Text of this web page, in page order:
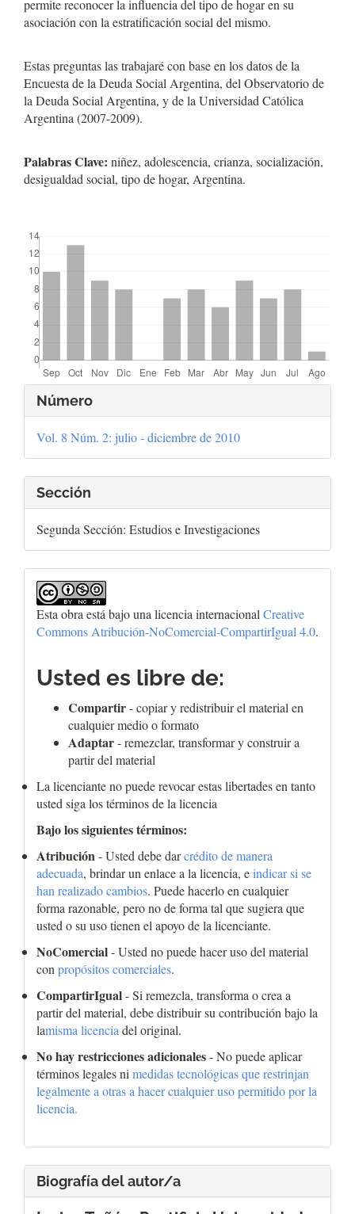
permite reconocer la influencia del tipo de hogar en su
asociación con la estratificación social del mismo.
Estas preguntas las trabajaré con base en los datos de la
Encuesta de la Deuda Social Argentina, del Observatorio de
la Deuda Social Argentina, y de la Universidad Católica
Argentina (2007-2009).
Palabras Clave: niñez, adolescencia, crianza, socialización,
desigualdad social, tipo de hogar, Argentina.
Detalles
del
artículo
Número
Vol. 8 Núm. 2: julio - diciembre de 2010
Sección
Segunda Sección: Estudios e Investigaciones
Esta obra está bajo una licencia internacional Creative
Commons Atribución-NoComercial-CompartirIgual 4.0.
Usted es libre de:
Compartir- copiar y redistribuir el material en
cualquier medio o formato
Adaptar- remezclar, transformar y construir a
partir del material
La licenciante no puede revocar estas libertades en tanto
usted siga los términos de la licencia
Bajo los siguientes términos:
Atribución- Usted debe darcrédito de manera
adecuada, brindar un enlace a la licencia, eindicar si se
han realizado cambios. Puede hacerlo en cualquier
forma razonable, pero no de forma tal que sugiera que
usted o su uso tienen el apoyo de la licenciante.
NoComercial- Usted no puede hacer uso del material
con propósitos comerciales.
CompartirIgual- Si remezcla, transforma o crea a
partir del material, debe distribuir su contribución bajo la
lamisma licencia del original.
No hay restricciones adicionales- No puede aplicar
términos legales ni medidas tecnológicas que restrinjan
legalmente a otras a hacer cualquier uso permitido por la
licencia.
Biografía del autor/a